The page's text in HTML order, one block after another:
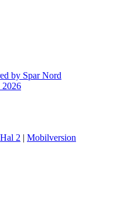
by Spar Nord
2026
Hal 2 | Mobilversion